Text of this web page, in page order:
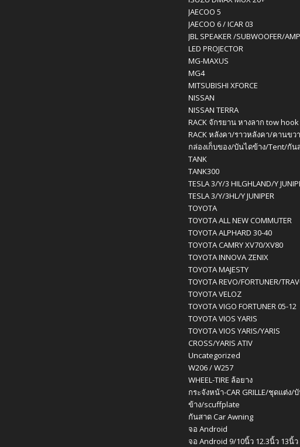
JAECOO 5
JAECOO 6 / ICAR 03
JBL SPEAKER /SUBWOOFER/AMP
LED PROJECTOR
MG-MAXUS
MG4
MITSUBISHI XFORCE
NISSAN
NISSAN TERRA
RACK จักรยาน หางลาก tow hook
RACK หลังคา/ราวหลังคา/คานขว
กล่องเก็บของ/บันไดข้าง/Tent/กัน
TANK
TANK300
TESLA 3/Y/3 HILGHLAND/Y
TESLA 3/Y/3HL/Y JUNIPER
TOYOTA
TOYOTA ALL NEW COMMUTER
TOYOTA ALPHARD 30-40
TOYOTA CAMRY XV70/XV80
TOYOTA INNOVA ZENIX
TOYOTA MAJESTY
TOYOTA REVO/FORTUNER/
TOYOTA VELOZ
TOYOTA VIGO FORTUNER 05-12
TOYOTA VIOS YARIS
TOYOTA VIOS YARIS/YARIS
CROSS/YARIS ATIV
Uncategorized
W206 / W257
WHEEL-TIRE ล้อยาง
กระจังหน้า-CAR GRILLE/ชุดแต่ง/
ข้าง/scuffplate
กันสาด Car Awning
จอ Android
จอ Android 9/10นิ้ว 12.3นิ้ว 13นิ้ว